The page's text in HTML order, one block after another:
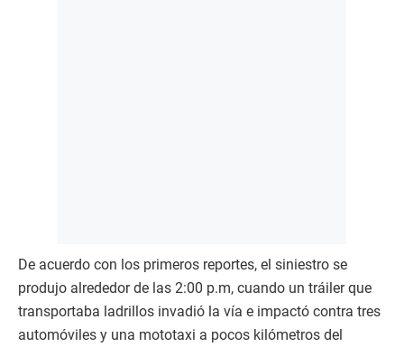
De acuerdo con los primeros reportes, el siniestro se
produjo alrededor de las 2:00 p.m, cuando un tráiler que
transportaba ladrillos invadió la vía e impactó contra tres
automóviles y una mototaxi a pocos kilómetros del